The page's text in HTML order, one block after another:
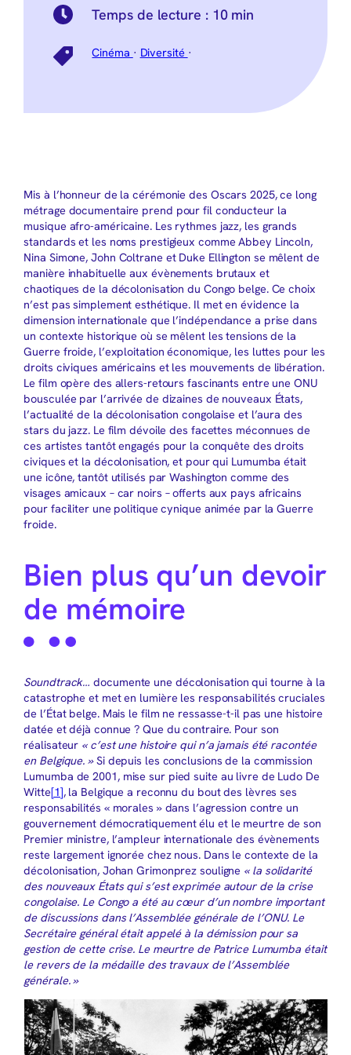
Temps de lecture : 10 min
Cinéma · Diversité ·
Mis à l’honneur de la cérémonie des Oscars 2025, ce long
métrage documentaire prend pour fil conducteur la
musique afro-américaine. Les rythmes jazz, les grands
standards et les noms prestigieux comme Abbey Lincoln,
Nina Simone, John Coltrane et Duke Ellington se mêlent de
manière inhabituelle aux évènements brutaux et
chaotiques de la décolonisation du Congo belge. Ce choix
n’est pas simplement esthétique. Il met en évidence la
dimension internationale que l’indépendance a prise dans
un contexte historique où se mêlent les tensions de la
Guerre froide, l’exploitation économique, les luttes pour les
droits civiques américains et les mouvements de libération.
Le film opère des allers-retours fascinants entre une ONU
bousculée par l’arrivée de dizaines de nouveaux États,
l’actualité de la décolonisation congolaise et l’aura des
stars du jazz. Le film dévoile des facettes méconnues de
ces artistes tantôt engagés pour la conquête des droits
civiques et la décolonisation, et pour qui Lumumba était
une icône, tantôt utilisés par Washington comme des
visages amicaux – car noirs – offerts aux pays africains
pour faciliter une politique cynique animée par la Guerre
froide.
Bien plus qu’un devoir
de mémoire
Soundtrack…documente une décolonisation qui tourne à la
catastrophe et met en lumière les responsabilités cruciales
de l’État belge. Mais le film ne ressasse-t-il pas une histoire
datée et déjà connue ? Que du contraire. Pour son
réalisateur « c’est une histoire qui n’a jamais été racontée
en Belgique. »Si depuis les conclusions de la commission
Lumumba de 2001, mise sur pied suite au livre de Ludo De
Witte[1], la Belgique a reconnu du bout des lèvres ses
responsabilités « morales » dans l’agression contre un
gouvernement démocratiquement élu et le meurtre de son
Premier ministre, l’ampleur internationale des évènements
reste largement ignorée chez nous. Dans le contexte de la
décolonisation, Johan Grimonprez souligne « la solidarité
des nouveaux États qui s’est exprimée autour de la crise
congolaise. Le Congo a été au cœur d’un nombre important
de discussions dans l’Assemblée générale de l’ONU. Le
Secrétaire général était appelé à la démission pour sa
gestion de cette crise. Le meurtre de Patrice Lumumba était
le revers de la médaille des travaux de l’Assemblée
générale. »